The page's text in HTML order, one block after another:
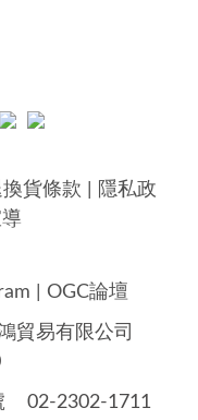
貨條款
隱私政
OGC論壇
貿易有限公司
02-2302-1711